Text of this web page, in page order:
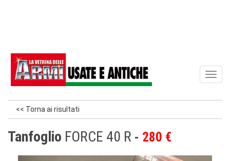
<< Torna ai risultati
Tanfoglio FORCE 40 R 280 €